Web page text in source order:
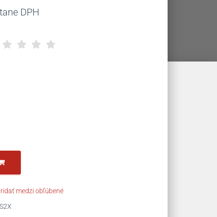
DPH
medzi obľúbené